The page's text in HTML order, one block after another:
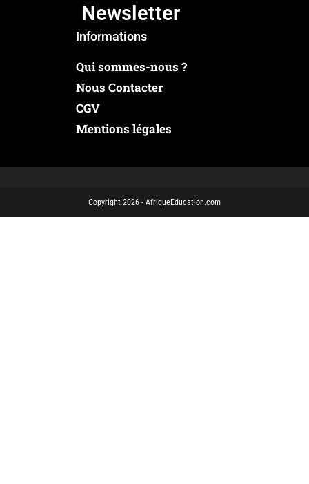
Newsletter
Informations
Qui sommes-nous ?
Nous Contacter
CGV
Mentions légales
Copyright 2026 - AfriqueEducation.com